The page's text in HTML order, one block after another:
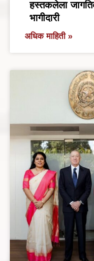
हस्तकलेला
भागीदारी
अधिक माहिती »